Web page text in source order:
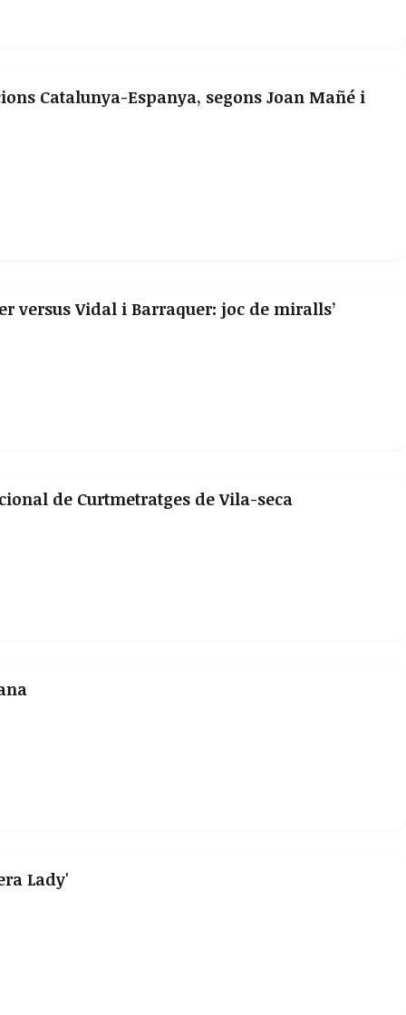
Catalunya-Espanya, segons Joan Mañé i
versus Vidal i Barraquer: joc de miralls’
de Curtmetratges de Vila-seca
Lady'